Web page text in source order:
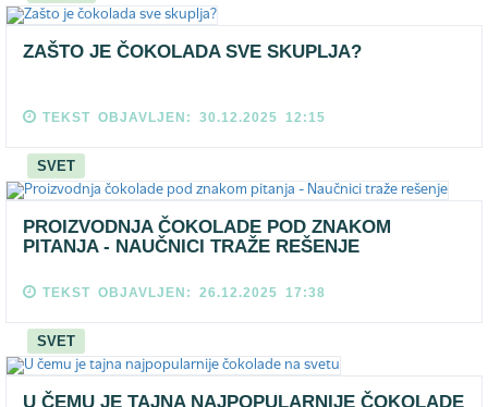
ZAŠTO JE ČOKOLADA SVE SKUPLJA?
TEKST OBJAVLJEN: 30.12.2025 12:15
SVET
PROIZVODNJA ČOKOLADE POD ZNAKOM
PITANJA - NAUČNICI TRAŽE REŠENJE
TEKST OBJAVLJEN: 26.12.2025 17:38
SVET
U ČEMU JE TAJNA NAJPOPULARNIJE ČOKOLADE